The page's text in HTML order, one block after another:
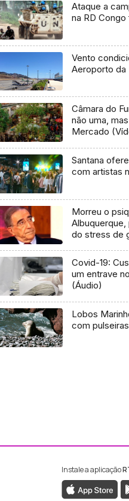
Ataque a
na RD
Vento
Aeroporto da
Câmara do
não uma,
Mercado
Santana
com artistas
Morreu o
do stress de
Covid-19:
um entrave
(Áudio)
Lobos
com
da RTP
da RTP
Instale a aplicação